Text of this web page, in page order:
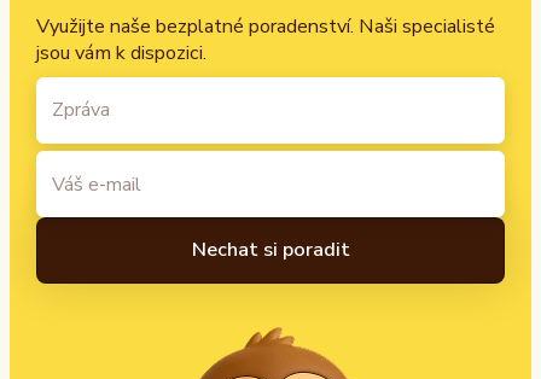
Využijte naše bezplatné poradenství. Naši specialisté
jsou vám k dispozici.